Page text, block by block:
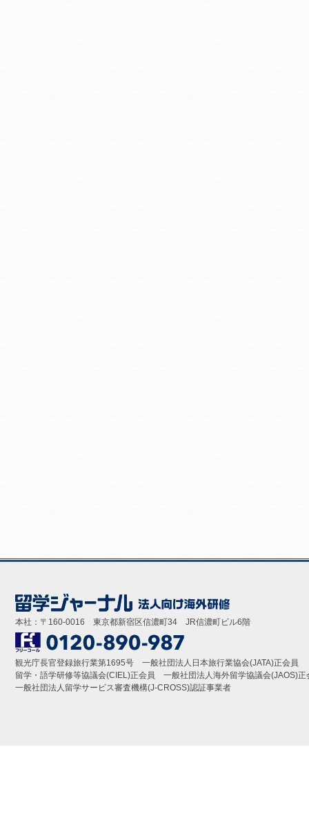
本社：〒160-0016 東京都新宿区信濃町34 JR信濃町ビル6階
観光庁長官登録旅行業第1695号 一般社団法人日本旅行業協会(JATA)正会員
留学・語学研修等協議会(CIEL)正会員 一般社団法人海外留学協議会(JAOS)正
一般社団法人留学サービス審査機構(J-CROSS)認証事業者